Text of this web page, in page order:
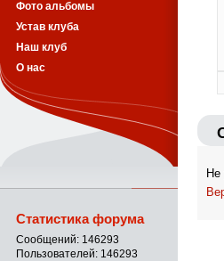
Не
Фото альбомы
Устав клуба
Наш клуб
О нас
Статистика форума
Сообщений: 146293
Пользователей: 146293